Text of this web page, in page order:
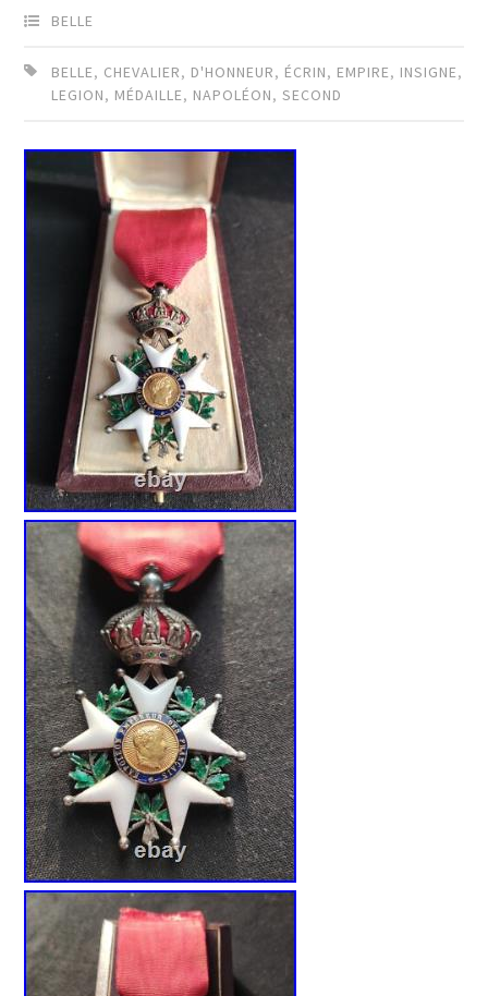
BELLE
BELLE, CHEVALIER, D'HONNEUR, ÉCRIN, EMPIRE, INSIGNE,
LEGION, MÉDAILLE, NAPOLÉON,SECOND